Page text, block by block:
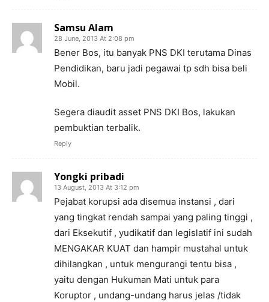
Samsu Alam
28 June, 2013 At 2:08 pm
Bener Bos, itu banyak PNS DKI terutama Dinas
Pendidikan, baru jadi pegawai tp sdh bisa beli
Mobil.
Segera diaudit asset PNS DKI Bos, lakukan
pembuktian terbalik.
Reply
Yongki pribadi
13 August, 2013 At 3:12 pm
Pejabat korupsi ada disemua instansi , dari
yang tingkat rendah sampai yang paling tinggi ,
dari Eksekutif , yudikatif dan legislatif ini sudah
MENGAKAR KUAT dan hampir mustahal untuk
dihilangkan , untuk mengurangi tentu bisa ,
yaitu dengan Hukuman Mati untuk para
Koruptor , undang-undang harus jelas /tidak